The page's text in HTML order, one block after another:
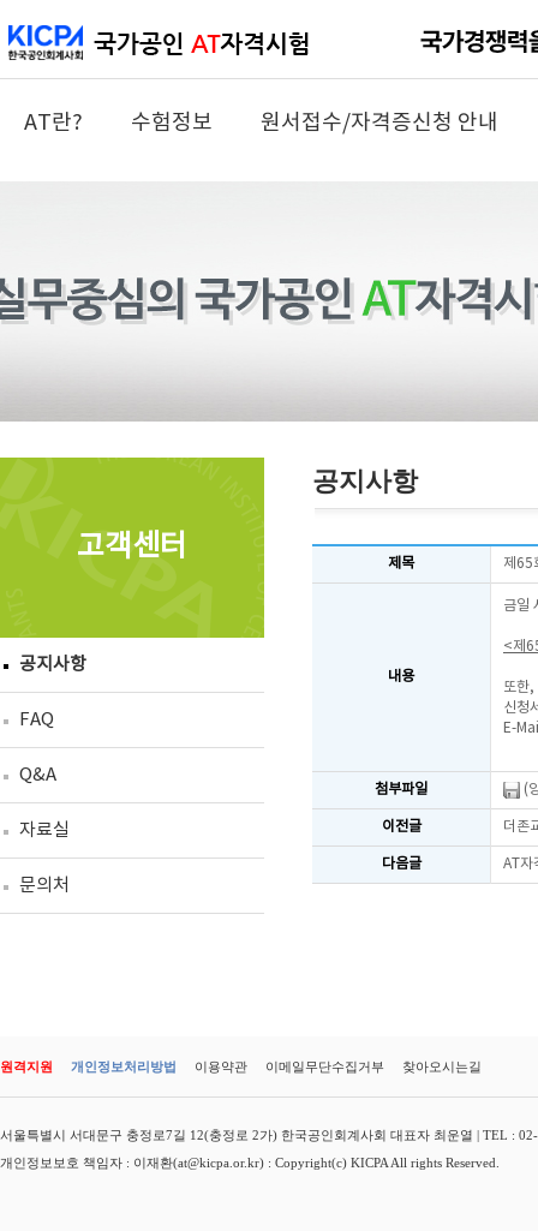
AT란? 수험정보 원서접수/자격증신청 안내
고객센터
공지사항
FAQ
Q&A
자료실
문의처
공지사항
제목 제65
내용
금일
<제
또한
신청
E-
첨부파일 (
이전글 더존
다음글 AT자
원격지원 개인정보처리방법 이용약관 이메일무단수집거부 찾아오시는길
서울특별시 서대문구 충정로7길 12(충정로 2가) 한국공인회계사회 대표자 최운열 | TEL :
개인정보보호 책임자 : 이재환(at@kicpa.or.kr) : Copyright(c) KICPA All rights Reserved.